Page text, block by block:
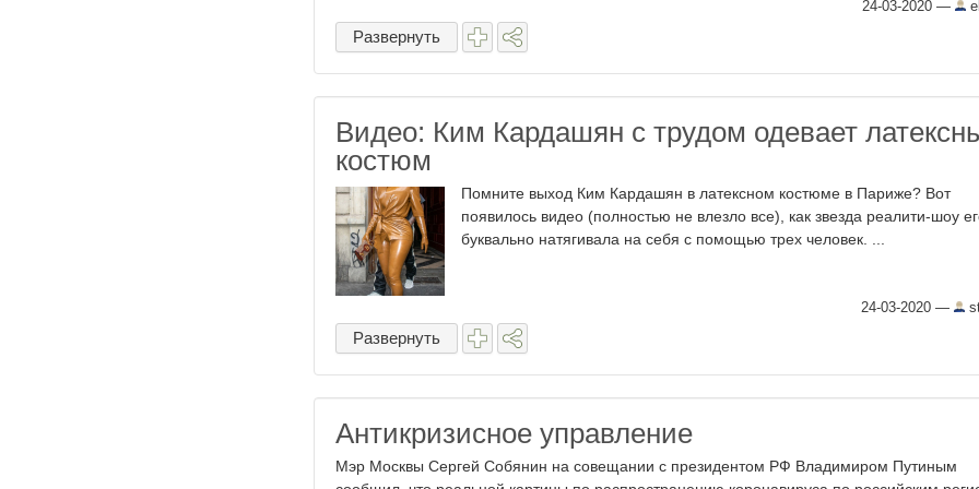
24-03-2020 —
Развернуть
Видео: Ким Кардашян с трудом одевает
костюм
Помните выход Ким Кардашян в латексном костюме в Париже? Вот
появилось видео (полностью не влезло все), как звезда реалити-шоу
буквально натягивала на себя с помощью трех человек. ...
24-03-2020 —
Развернуть
Антикризисное управление
Мэр Москвы Сергей Собянин на совещании с президентом РФ Владимиром Путиным